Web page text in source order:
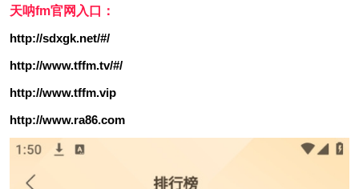
天呐fm官网入口：
http://sdxgk.net/#/
http://www.tffm.tv/#/
http://www.tffm.vip
http://www.ra86.com